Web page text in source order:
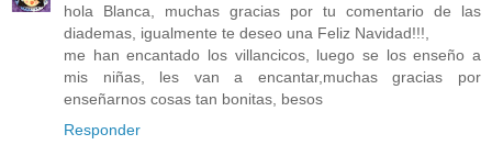
hola Blanca, muchas gracias por tu comentario de las
diademas, igualmente te deseo una Feliz Navidad!!!,
me han encantado los villancicos, luego se los enseño a
mis niñas, les van a encantar,muchas gracias por
enseñarnos cosas tan bonitas, besos
Responder